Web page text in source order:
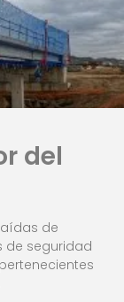
del
de
de seguridad
pertenecientes